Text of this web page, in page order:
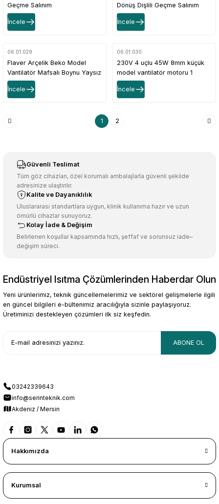
Geçme Salınım
İncele
Dönüş Dişlili Geçme Salınım
İncele
06.01.029
Flaver Arçelik Beko Model
Vantilatör Mafsalı Boynu Yaysız
İncele
06.01.030
230V 4 uçlu 45W 8mm küçük
model vantilatör motoru 1
İncele
1 2
Güvenli Teslimat
Tüm göz cihazları, özel korumalı ambalajlarla güvenli şekilde
adresinize ulaştırılır.
Kalite ve Dayanıklılık
Uluslararası standartlara uygun, klinik kullanıma hazır ve uzun
ömürlü cihazlar sunuyoruz.
Kolay İade & Değişim
Belirlenen koşullar kapsamında hızlı, şeffaf ve sorunsuz iade–
değişim süreci.
Endüstriyel Isıtma Çözümlerinden Haberdar Olun
Yeni ürünlerimiz, teknik güncellemelerimiz ve sektörel gelişmelerle ilgili
en güncel bilgileri e-bültenimiz aracılığıyla sizinle paylaşıyoruz.
Üretiminizi destekleyen çözümleri ilk siz keşfedin.
ABONE OL
03242339643
info@serinteknik.com
Akdeniz / Mersin
Hakkımızda
Kurumsal